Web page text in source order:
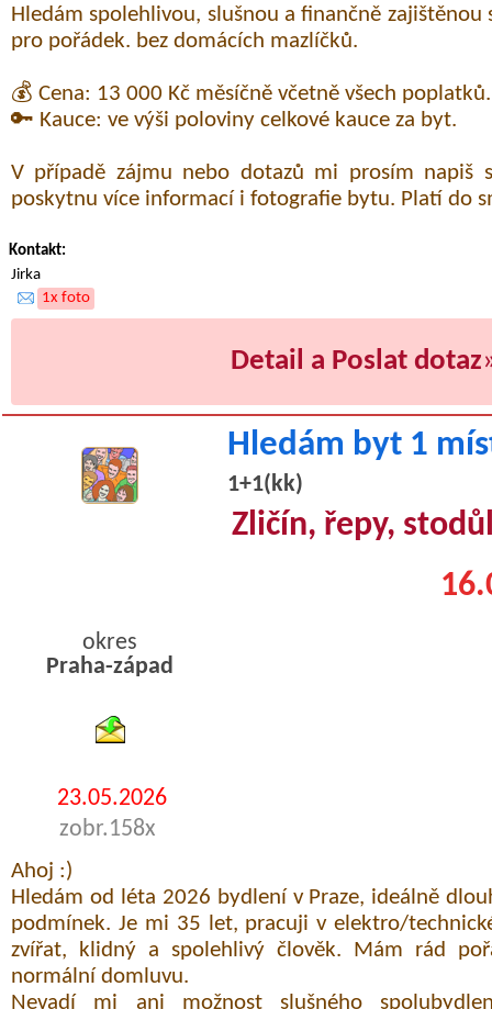
Hledám spolehlivou, slušnou a finančně
pro pořádek. bez domácích mazlíčků.
💰 Cena: 13 000 Kč měsíčně včetně všech poplatků.
🔑 Kauce: ve výši poloviny celkové kauce za byt.
V případě zájmu nebo dotazů mi prosím napiš
poskytnu více informací i fotografie bytu. Platí do
Kontakt:
Jirka
1x foto
Detail a Poslat dotaz
Hledám byt 1
1+1(kk)
Zličín, řepy,
okres
Praha-západ
23.05.2026
zobr.158x
Ahoj :)
Hledám od léta 2026 bydlení v Praze, ideálně
podmínek. Je mi 35 let, pracuji v elektro/
zvířat, klidný a spolehlivý člověk. Mám rád
normální domluvu.
Nevadí mi ani možnost slušného